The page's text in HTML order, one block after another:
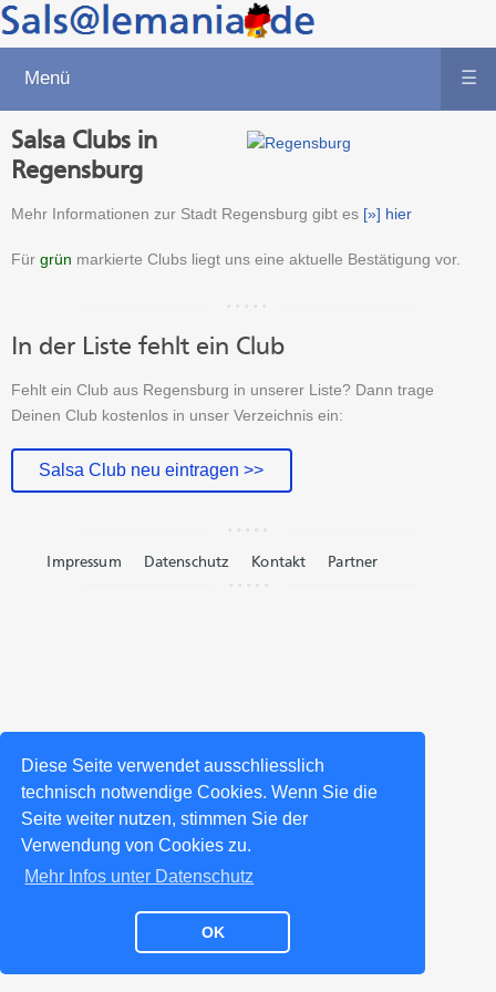
Diese Seite verwendet ausschliesslich
technisch notwendige Cookies. Wenn Sie die
Seite weiter nutzen, stimmen Sie der
Verwendung von Cookies zu.
Mehr Infos unter Datenschutz
OK
Menü ☰
Salsa Clubs in
Regensburg
Mehr Informationen zur Stadt Regensburg gibt es [»] hier
Für grün markierte Clubs liegt uns eine aktuelle Bestätigung vor.
In der Liste fehlt ein Club
Fehlt ein Club aus Regensburg in unserer Liste? Dann trage
Deinen Club kostenlos in unser Verzeichnis ein:
Salsa Club neu eintragen >>
Impressum Datenschutz Kontakt Partner